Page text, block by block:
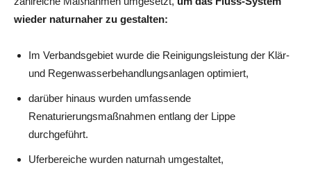
wieder naturnaher zu gestalten:
Im Verbandsgebiet wurde die Reinigungsleistung der Klär-
und Regenwasserbehandlungsanlagen optimiert,
darüber hinaus wurden umfassende
Renaturierungsmaßnahmen entlang der Lippe
durchgeführt.
Uferbereiche wurden naturnah umgestaltet,